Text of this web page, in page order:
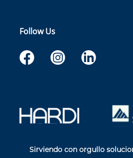
Follow Us
Sirviendo con orgullo